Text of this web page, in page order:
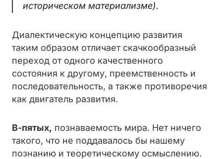
историческом материализме).
Диалектическую концепцию развития
таким образом отличает скачкообразный
переход от одного качественного
состояния к другому, преемственность и
последовательность, а также противоречия
как двигатель развития.
В-пятых, познаваемость мира. Нет ничего
такого, что не поддавалось бы нашему
познанию и теоретическому осмыслению.